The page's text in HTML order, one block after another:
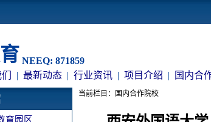
NEEQ: 871859
| 最新动态 | 行业资讯 | 项目介绍 | 国内合
育园区
当前栏目：国内合作院校